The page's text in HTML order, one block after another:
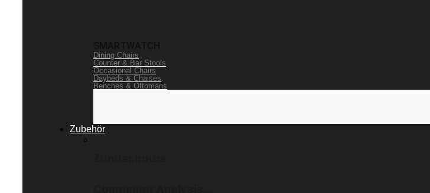
Dining Chairs
Counter & Bar Stools
Occasional Chairs
Daybeds & Chaises
Benches & Ottomans
Zubehör